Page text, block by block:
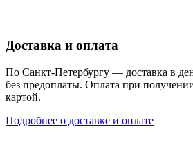
Доставка и оплата
По Санкт-Петербургу — доставка в
без предоплаты. Оплата при
картой.
Подробнее о доставке и оплате